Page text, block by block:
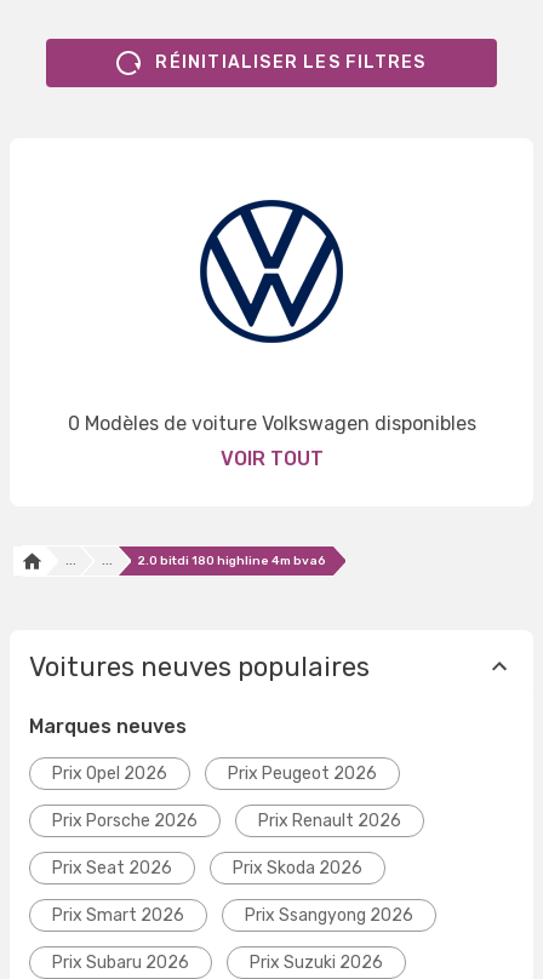
RÉINITIALISER LES FILTRES
0 Modèles de voiture Volkswagen disponibles
VOIR TOUT
... ... 2.0 bitdi 180 highline 4m bva6
Voitures neuves populaires
Marques neuves
Prix Opel 2026 Prix Peugeot 2026
Prix Porsche 2026 Prix Renault 2026
Prix Seat 2026 Prix Skoda 2026
Prix Smart 2026 Prix Ssangyong 2026
Prix Subaru 2026 Prix Suzuki 2026